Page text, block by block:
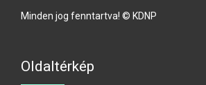
Minden jog fenntartva! © KDNP
Oldaltérkép